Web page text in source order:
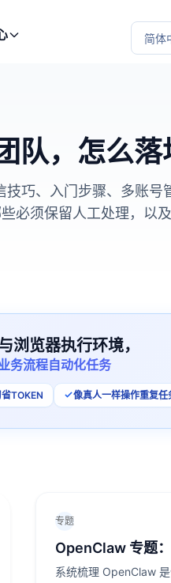
选择语
队，怎么落
巧、入门步骤、多账号
必须保留人工处理，以
浏览器执行环境，
务流程自动化任务
TOKEN 像真人一样操作重复任
专题
OpenClaw 专题
系统梳理 OpenClaw